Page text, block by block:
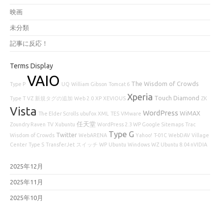
映画
未分類
記事に反応！
Terms Display
Type P VAIO UQ William Gibson Tomcat 6 The Wisdom of Crowds
Type T VZ 新規タグの追加 Web 2.0 XP XEVIOUS Xperia Touch Diamond ZK
Vista The Elder Scrolls ubufox XML TES VMware WordPress WiMAX
Zoundry Raven TV Xubuntu 任天堂 WordPress 2.3 WP Google Sitemaps Trac
Wisdom of Crowds Twitter WebARENA Type G Yahoo! T-01C WebDAV Village
Center Type S TransferJet スイッチ WP Ubuntu Windows WZ Ubuntu 8.04 nVIDIA
2025年12月
2025年11月
2025年10月